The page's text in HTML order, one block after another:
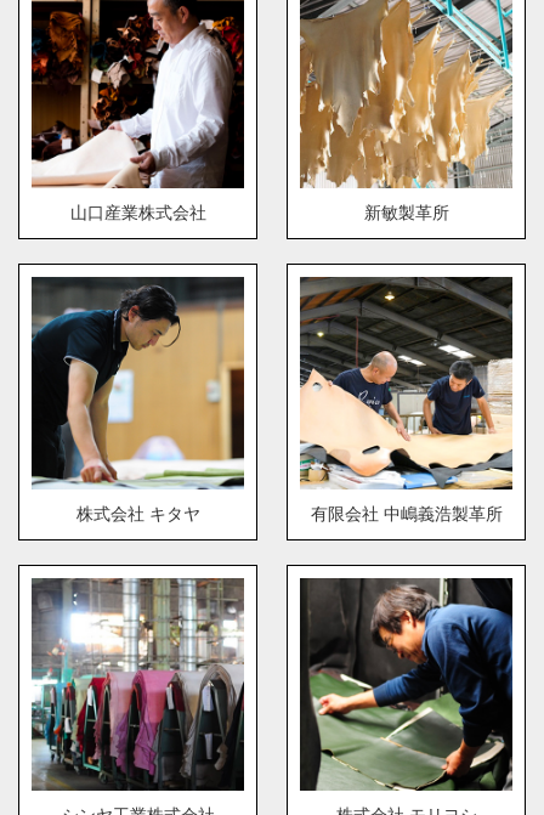
山口産業株式会社 新敏製革所
株式会社 キタヤ 有限会社 中嶋義浩製革所